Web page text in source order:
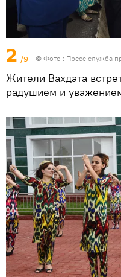
2 /9 © Фото : Пресс служба
Жители Вахдата
радушием и